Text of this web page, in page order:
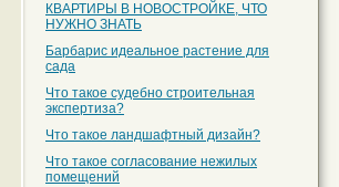
КВАРТИРЫ В НОВОСТРОЙКЕ, ЧТО
НУЖНО ЗНАТЬ
Барбарис идеальное растение для
сада
Что такое судебно строительная
экспертиза?
Что такое ландшафтный дизайн?
Что такое согласование нежилых
помещений